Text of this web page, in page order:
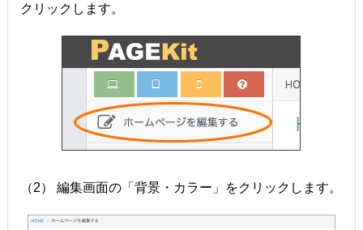
クリックします。
（2） 編集画面の「背景・カラー」をクリックします。